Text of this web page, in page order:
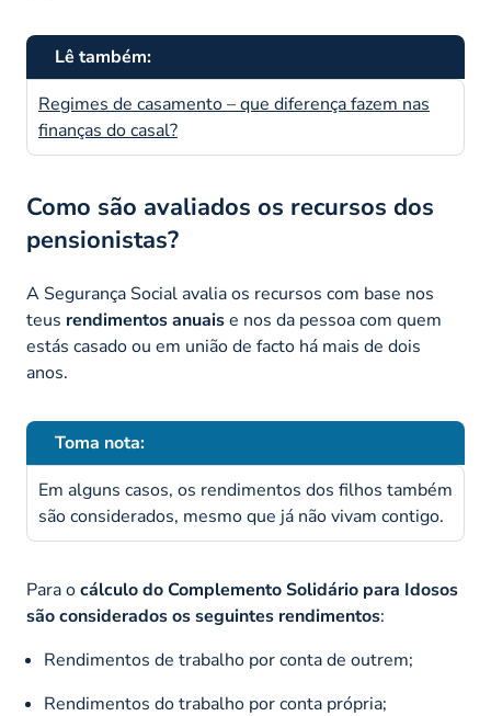
Lê também:
Regimes de casamento – que diferença fazem nas
finanças do casal?
Como são avaliados os recursos dos
pensionistas?
A Segurança Social avalia os recursos com base nos
teus rendimentos anuaise nos da pessoa com quem
estás casado ou em união de facto há mais de dois
anos.
Toma nota:
Em alguns casos, os rendimentos dos filhos também
são considerados, mesmo que já não vivam contigo.
Para ocálculo do Complemento Solidário para Idosos
são considerados os seguintes rendimentos:
Rendimentos de trabalho por conta de outrem;
Rendimentos do trabalho por conta própria;